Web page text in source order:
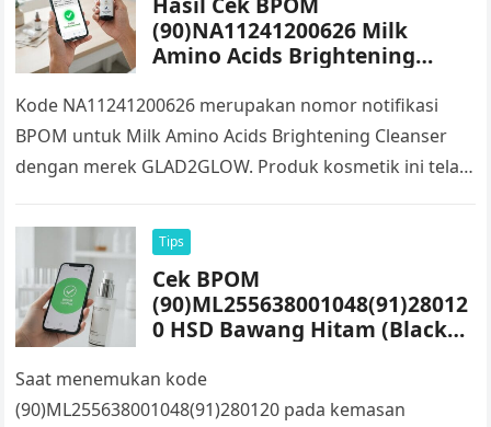
(90)NA11241200626 Milk
Amino Acids Brightening
Kode NA11241200626 merupakan nomor notifikasi
BPOM untuk Milk Amino Acids Brightening Cleanser
dengan merek GLAD2GLOW. Produk kosmetik ini telah
sehingga…
Tips
Cek BPOM
(90)ML255638001048(91)28012
0 HSD Bawang Hitam (Black
Saat menemukan kode
(90)ML255638001048(91)280120 pada kemasan